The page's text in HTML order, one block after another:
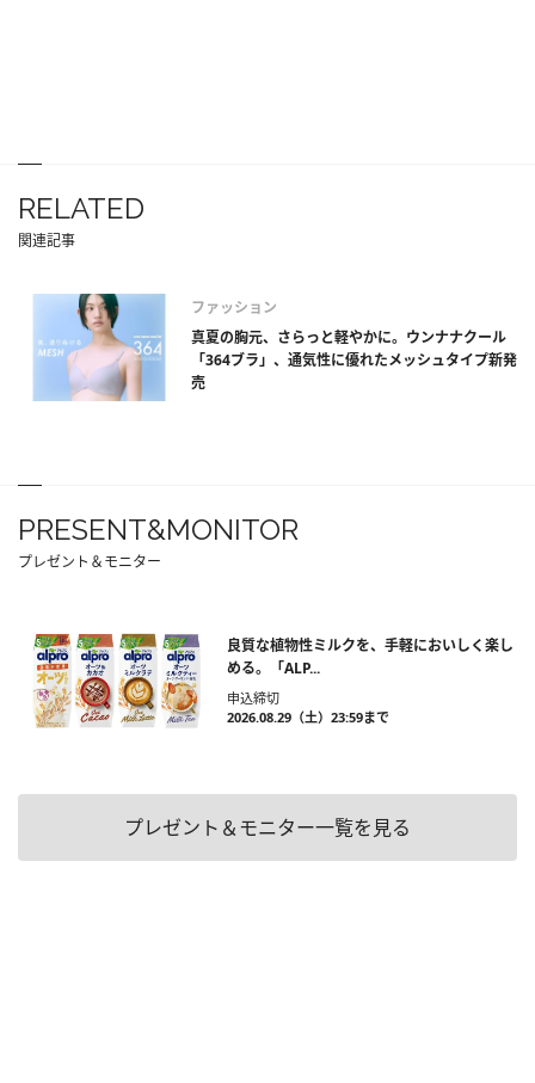
RELATED
関連記事
ファッション
真夏の胸元、さらっと軽やかに。ウンナナクール
「364ブラ」、通気性に優れたメッシュタイプ新発
売
PRESENT&MONITOR
プレゼント＆モニター
良質な植物性ミルクを、手軽においしく楽し
める。「ALP...
申込締切
2026.08.29（土）23:59まで
プレゼント＆モニター一覧を見る